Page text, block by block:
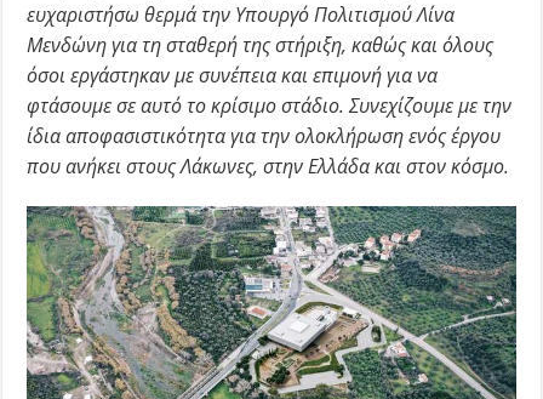
ευχαριστήσω θερμά την Υπουργό Πολιτισμού Λίνα
Μενδώνη για τη σταθερή της στήριξη, καθώς και όλους
όσοι εργάστηκαν με συνέπεια και επιμονή για να
φτάσουμε σε αυτό το κρίσιμο στάδιο. Συνεχίζουμε με την
ίδια αποφασιστικότητα για την ολοκλήρωση ενός έργου
που ανήκει στους Λάκωνες, στην Ελλάδα και στον κόσμο.